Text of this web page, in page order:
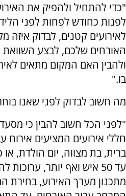
"כדי להתחיל ולהפיק את
לפנות כחודש לפחות לפני
לאירועים קטנים, לבדוק איזה
האורחים שלכם, לבצע השוואת
ולהבין האם המקום מתאים
בו."
מה חשוב לבדוק לפני שאנו
"לפני הכל חשוב להבין כי
חללי אירועים המציעים
ברית, בת מצווה, יום הולדת,
עד 50 איש ואף יותר,
מתכנון מערך האירוע, בחירת